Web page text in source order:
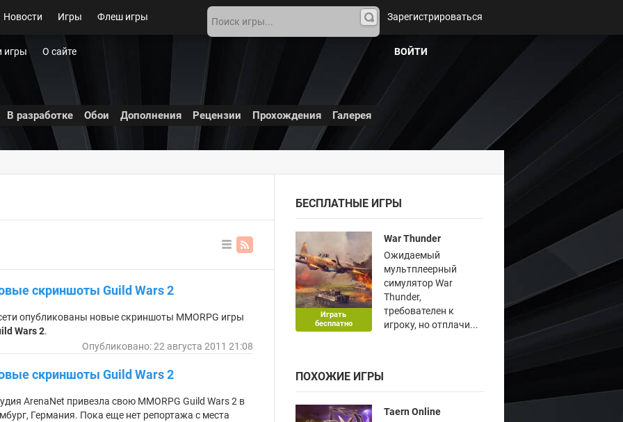
Новости Игры Флеш игры
игры О сайте
На
йти
Зарегистрироваться
ВОЙТИ
В разработке Обои Дополнения Рецензии Прохождения Галерея
ви
скриншоты Guild Wars 2
опубликованы новые скриншоты MMORPG игры
Wars 2.
Опубликовано: 22 августа 2011 21:08
скриншоты Guild Wars 2
ArenaNet привезла свою MMORPG Guild Wars 2 в
Германия. Пока еще нет репортажа с места
БЕСПЛАТНЫЕ ИГРЫ
Играть
бесплатно
War Thunder
Ожидаемый
мультплеерный
симулятор War
Thunder,
требователен к
игроку, но отплачи...
ПОХОЖИЕ ИГРЫ
Taern Online